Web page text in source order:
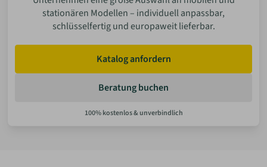
stationären Modellen – individuell anpassbar,
schlüsselfertig und europaweit lieferbar.
Katalog anfordern
Beratung buchen